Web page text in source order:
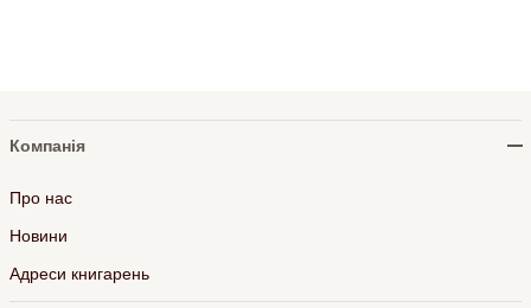
Компанія
Про нас
Новини
Адреси книгарень